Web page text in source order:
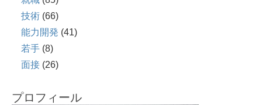
技術 (66)
能力開発 (41)
若手 (8)
面接 (26)
プロフィール